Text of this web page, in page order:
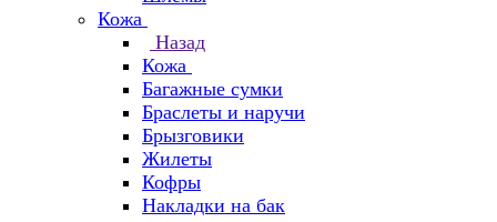
Кожа
Назад
Кожа
Багажные сумки
Браслеты и наручи
Брызговики
Жилеты
Кофры
Накладки на бак